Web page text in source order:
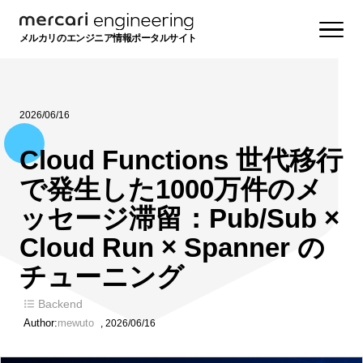
メルカリのエンジニア情報ポータルサイト
2026/06/16
Cloud Functions 世代移行
で発生した1000万件のメ
ッセージ滞留：Pub/Sub ×
Cloud Run × Spanner の
チューニング
Backend
Author:mewuto , 2026/06/16